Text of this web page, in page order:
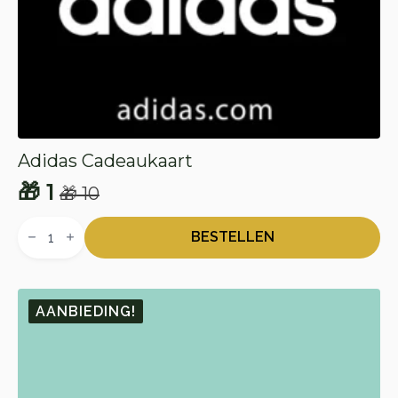
Adidas Cadeaukaart
🎁10
Oorspronkelijke
prijs
🎁 10.
🎁 1
Huidige
prijs
🎁 1.
Cadeaukaart
BESTELLEN
AANBIEDING!